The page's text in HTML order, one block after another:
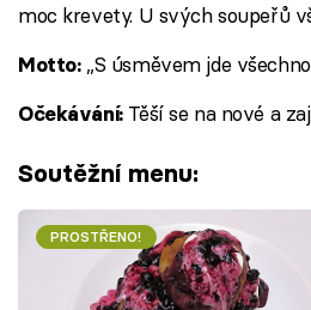
moc krevety. U svých soupeřů
Motto: „S úsměvem jde
Očekávání: Těší se na nové a
Soutěžní menu:
PROSTŘENO!